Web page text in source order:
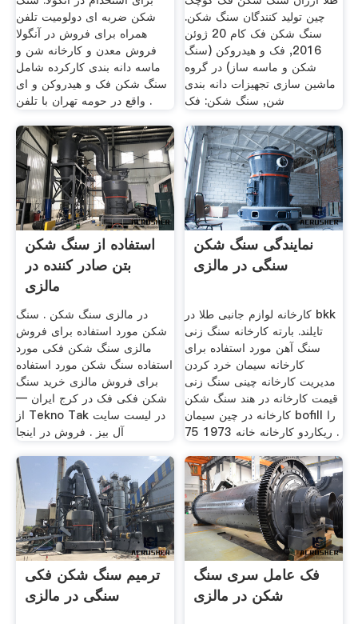
شکن ضربه ای دولومیت تلفن
همراه برای فروش در آنگولا
فروش معدن و کارخانه شن و
ماسه دانه بندی کارکرده شامل
سنگ شکن فک و هیدروکن و ای
واقع در حومه تهران با تلفن .
چین تولید کنندگان سنگ شکن.
سنگ شکن فک کام 20 ژوئن
2016, فک و هیدروکن (سنگ
شکن و ماسه ساز) در گروه
ماشین سازی تجهیزات دانه بندی
شن, سنگ شکن: فک
استفاده از سنگ شکن
بتن صادر کننده در
مالزی
در مالزی سنگ شکن . سنگ
شکن مورد استفاده برای فروش
مالزی سنگ شکن فکی مورد
استفاده سنگ شکن مورد استفاده
برای فروش مالزی خرید سنگ
شکن فکی فک در كرج ايران —
از Tekno Tak در لیست سایت
آل بیز . فروش در اینجا
نمایندگی سنگ شکن
سنگی در مالزی
کارخانه لوازم جانبی طلا در bkk
تایلند. بارته کارخانه سنگ زنی
سنگ آهن مورد استفاده برای
کارخانه سیمان خرد کردن
مدیریت کارخانه چینی سنگ زنی
قیمت کارخانه در هند سنگ شکن
کارخانه در چین سیمان bofill را
ریکاردو کارخانه خانه 1973 75 .
ترمیم سنگ شکن فکی
سنگی در مالزی
فک عامل سری سنگ
شکن در مالزی